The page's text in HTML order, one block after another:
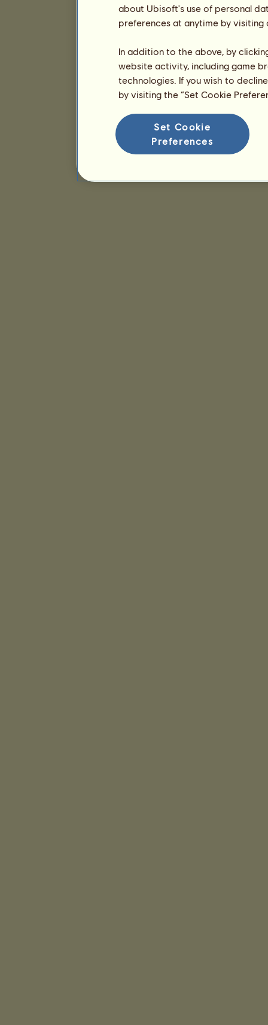
about Ubisoft's use of personal
preferences at anytime by
In addition to the above, by
website activity, including game
technologies. If you wish to
by visiting the “Set Cookie
Set Cookie
Preferences